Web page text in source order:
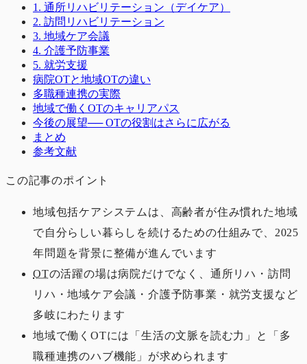
1. 通所リハビリテーション（デイケア）
2. 訪問リハビリテーション
3. 地域ケア会議
4. 介護予防事業
5. 就労支援
病院OTと地域OTの違い
多職種連携の実際
地域で働くOTのキャリアパス
今後の展望── OTの役割はさらに広がる
まとめ
参考文献
この記事のポイント
地域包括ケアシステムは、高齢者が住み慣れた地域
で自分らしい暮らしを続けるための仕組みで、2025
年問題を背景に整備が進んでいます
OTの活躍の場は病院だけでなく、通所リハ・訪問
リハ・地域ケア会議・介護予防事業・就労支援など
多岐にわたります
地域で働くOTには「生活の文脈を読む力」と「多
職種連携のハブ機能」が求められます